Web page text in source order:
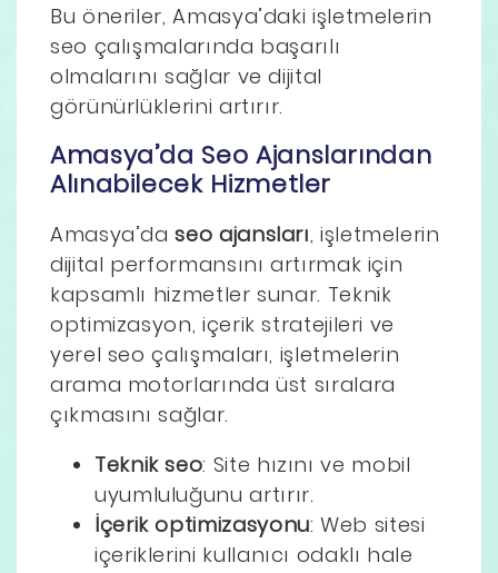
Bu öneriler, Amasya’daki işletmelerin
seo çalışmalarında başarılı
olmalarını sağlar ve dijital
görünürlüklerini artırır.
Amasya’da Seo Ajanslarından
Alınabilecek Hizmetler
Amasya’daseo ajansları, işletmelerin
dijital performansını artırmak için
kapsamlı hizmetler sunar. Teknik
optimizasyon, içerik stratejileri ve
yerel seo çalışmaları, işletmelerin
arama motorlarında üst sıralara
çıkmasını sağlar.
Teknik seo: Site hızını ve mobil
uyumluluğunu artırır.
İçerik optimizasyonu: Web sitesi
içeriklerini kullanıcı odaklı hale